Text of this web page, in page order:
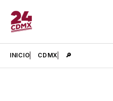
INICIO CDMX 🔎